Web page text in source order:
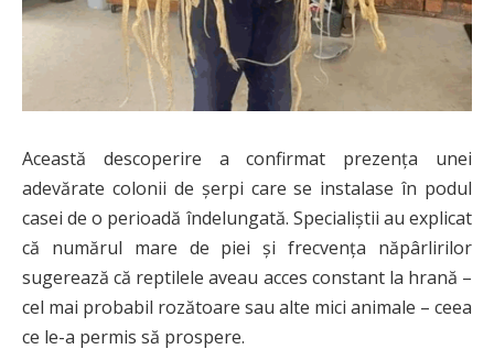
Această descoperire a confirmat prezența unei
adevărate colonii de șerpi care se instalase în podul
casei de o perioadă îndelungată. Specialiștii au explicat
că numărul mare de piei și frecvența năpârlirilor
sugerează că reptilele aveau acces constant la hrană –
cel mai probabil rozătoare sau alte mici animale – ceea
ce le-a permis să prospere.